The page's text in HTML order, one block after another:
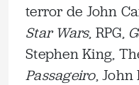
terror de John
Star Wars, RPG,
Stephen King,
Passageiro, John